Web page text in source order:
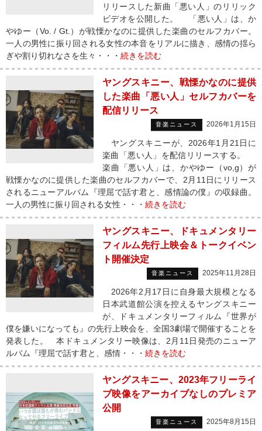
リリースした新曲「悪い人」のリリック
ビデオを公開した。 「悪い人」は、か
やゆー（Vo. / Gt.）が戦慄かなのに提供した楽曲のセルフカバー。
一人の男性に振り回される女性の本音をリアルに描き、感情の揺ら
ぎや割り切れなさを生々・・・ 続きを読む
ヤングスキニー、戦慄かなのに提供
した楽曲「悪い人」セルフカバーを
配信リリース
音楽ニュース 2026年1月15日
ヤングスキニーが、2026年1月21日に
楽曲「悪い人」を配信リリースする。
楽曲「悪い人」は、かやゆー（vo,g）が
戦慄かなのに提供した楽曲のセルフカバーで、2月11日にリリース
されるニューアルバム『理屈で話す君と、感情論の僕』の収録曲。
一人の男性に振り回される女性・・・ 続きを読む
ヤングスキニー、ドキュメンタリー
フィルム先行上映会＆トークイベン
ト開催決定
音楽ニュース 2025年11月28日
2026年2月17日に自身最大規模となる
日本武道館公演を控えるヤングスキニー
が、ドキュメンタリーフィルム『世界が
僕を嫌いになっても』の先行上映会を、全国3劇場で開催することを
発表した。 本ドキュメンタリー映像は、2月11日発売のニューア
ルバム『理屈で話す君と、感情・・・ 続きを読む
ヤングスキニー、2023年フリーライ
ブ映像をアーカイブなしのプレミア
公開
音楽ニュース 2025年8月15日